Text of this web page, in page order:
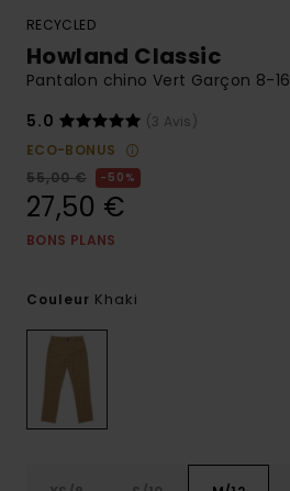
RECYCLED
Howland Classic
Pantalon chino Vert Garçon 8-16
5.0
(3 Avis)
ECO-BONUS
55,00 €
50%
27,50 €
BONS PLANS
Couleur Khaki